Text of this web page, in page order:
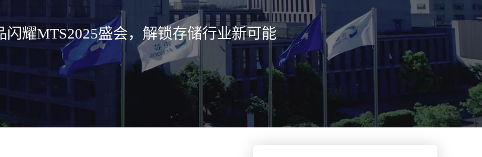
耀MTS2025盛会，解锁存储行业新可能